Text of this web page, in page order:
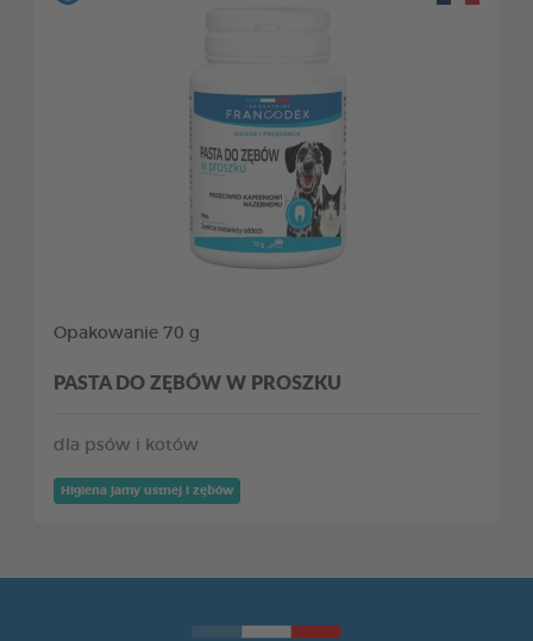
Opakowanie 70 g
PASTA DO ZĘBÓW W PROSZKU
dla psów i kotów
Higiena jamy ustnej i zębów